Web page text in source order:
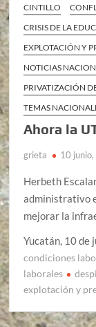
CINTILLO
CRISIS DE LA
EXPLOTACIÓN Y
NOTICIAS
PRIVATIZACIÓN
TEMAS
Ahora la
grieta 10
Herbeth
administrativo
mejorar la
Yucatán, 10 de
condiciones
laborales
explotación y